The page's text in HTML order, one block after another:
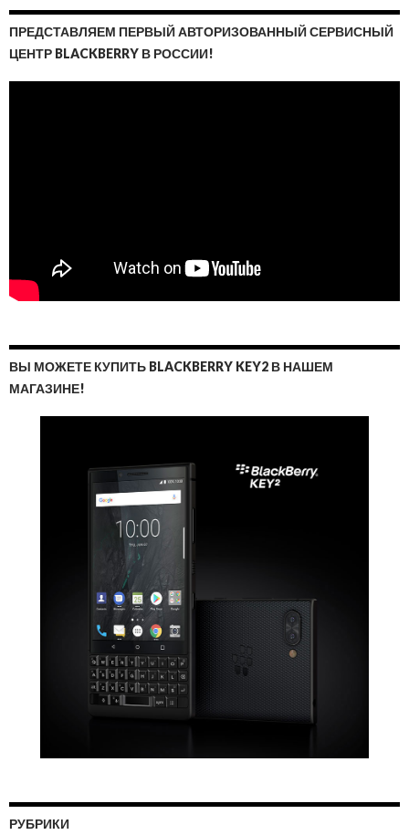
ПРЕДСТАВЛЯЕМ ПЕРВЫЙ АВТОРИЗОВАННЫЙ СЕРВИСНЫЙ
ЦЕНТР BLACKBERRY В РОССИИ!
ВЫ МОЖЕТЕ КУПИТЬ BLACKBERRY KEY2 В НАШЕМ
МАГАЗИНЕ!
РУБРИКИ